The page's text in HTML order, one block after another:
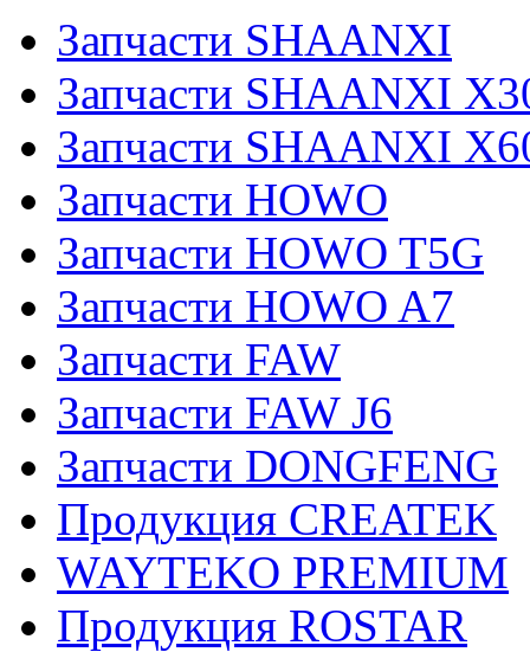
Запчасти SHAANXI
Запчасти SHAANXI
Запчасти SHAANXI
Запчасти HOWO
Запчасти HOWO T5G
Запчасти HOWO A7
Запчасти FAW
Запчасти FAW J6
Запчасти DONGFENG
Продукция CREATEK
WAYTEKO PREMIUM
Продукция ROSTAR